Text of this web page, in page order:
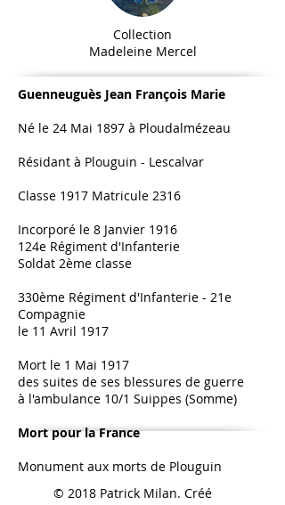
Collection
Madeleine Mercel
© 2018 Patrick Milan. Créé
Guenneuguès Jean François Marie
Né le 24 Mai 1897 à Ploudalmézeau
Résidant à Plouguin - Lescalvar
Classe 1917 Matricule 2316
Incorporé le 8 Janvier 1916
124e Régiment d'Infanterie
Soldat 2ème classe
330ème Régiment d'Infanterie - 21e
Compagnie
le 11 Avril 1917
​Mort le 1 Mai 1917
des suites de ses blessures de guerre
à l'ambulance 10/1 Suippes (Somme)
Mort pour la France
Monument aux morts de Plouguin